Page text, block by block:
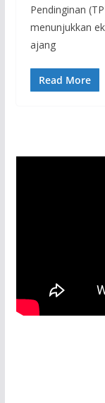
Pendinginan
menunjukkan
ajang
Read More